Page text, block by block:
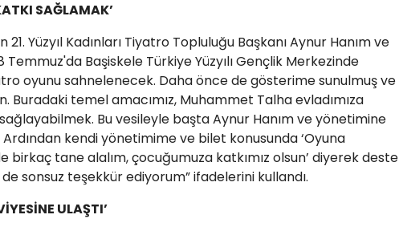
SAĞLAMAK’
Yüzyıl Kadınları Tiyatro Topluluğu Başkanı Aynur Hanım ve
Başiskele Türkiye Yüzyılı Gençlik Merkezinde
oyunu sahnelenecek. Daha önce de gösterime sunulmuş ve
Buradaki temel amacımız, Muhammet Talha evladımıza
Bu vesileyle başta Aynur Hanım ve yönetimine
kendi yönetimime ve bilet konusunda ‘Oyuna
birkaç tane alalım, çocuğumuza katkımız olsun’ diyerek
sonsuz teşekkür ediyorum” ifadelerini kullandı.
ULAŞTI’